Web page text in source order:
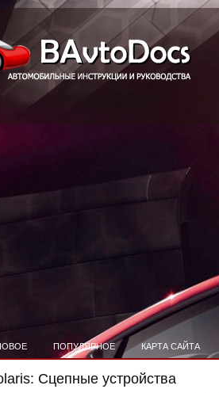
ПОПУЛЯРНОЕ КАРТА САЙТА
Сцепные устройства